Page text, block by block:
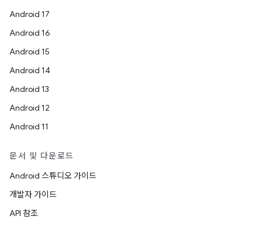
Android 17
Android 16
Android 15
Android 14
Android 13
Android 12
Android 11
문서 및 다운로드
Android 스튜디오 가이드
개발자 가이드
API 참조